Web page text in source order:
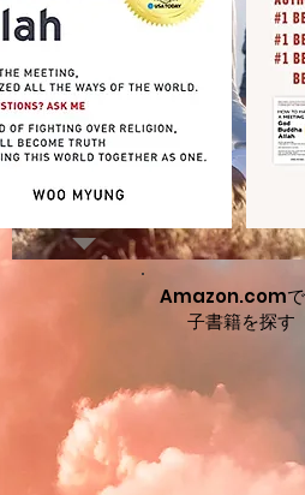
Amazon.com
子書籍を探す